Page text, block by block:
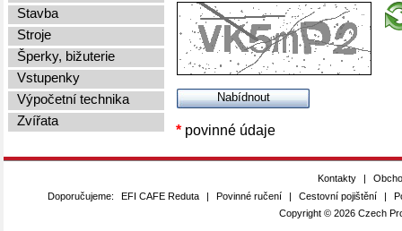
* povinné údaje
Stavba
Stroje
Šperky, bižuterie
Vstupenky
Výpočetní technika
Zvířata
Kontakty |
Doporučujeme:
EFI CAFE Reduta | Povinné ručení | Cestovní pojištění |
Copyright © 2026 Czech